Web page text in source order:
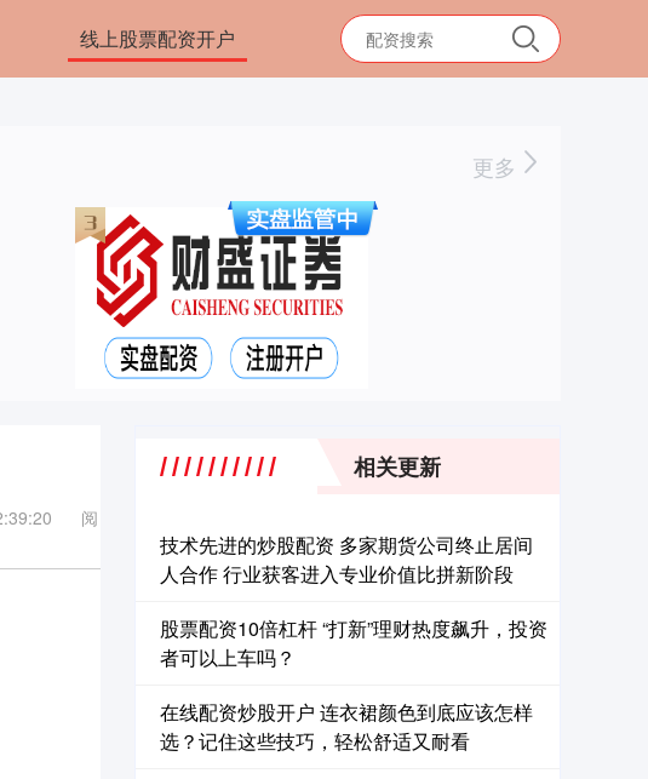
线上股票配资开户
更多
阅
相关更新
技术先进的炒股配资 多家期货公司终止居间
人合作 行业获客进入专业价值比拼新阶段
股票配资10倍杠杆 “打新”理财热度飙升，投资
者可以上车吗？
在线配资炒股开户 连衣裙颜色到底应该怎样
选？记住这些技巧，轻松舒适又耐看